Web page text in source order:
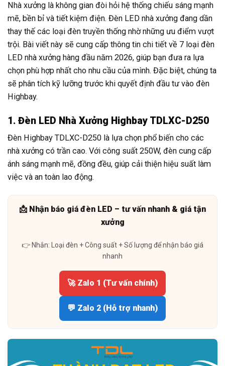
Nhà xưởng là không gian đòi hỏi hệ thống chiếu sáng mạnh
mẽ, bền bỉ và tiết kiệm điện. Đèn LED nhà xưởng đang dần
thay thế các loại đèn truyền thống nhờ những ưu điểm vượt
trội. Bài viết này sẽ cung cấp thông tin chi tiết về 7 loại đèn
LED nhà xưởng hàng đầu năm 2026, giúp bạn đưa ra lựa
chọn phù hợp nhất cho nhu cầu của mình. Đặc biệt, chúng ta
sẽ phân tích kỹ lưỡng trước khi quyết định đầu tư vào đèn
Highbay.
1. Đèn LED Nhà Xưởng Highbay TDLXC-D250
Đèn Highbay TDLXC-D250 là lựa chọn phổ biến cho các
nhà xưởng có trần cao. Với công suất 250W, đèn cung cấp
ánh sáng mạnh mẽ, đồng đều, giúp cải thiện hiệu suất làm
việc và an toàn lao động.
📩 Nhận báo giá đèn LED – tư vấn nhanh & giá tận
xưởng
👉 Nhắn: Loại đèn + Công suất + Số lượng để nhận báo giá
nhanh
🚀 Zalo 1 (Tư vấn chính)
💬 Zalo 2 (Hỗ trợ nhanh)